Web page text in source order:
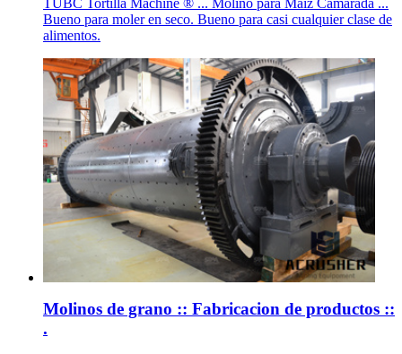
TUBC Tortilla Machine ® ... Molino para Maiz Camarada ...
Bueno para moler en seco. Bueno para casi cualquier clase de
alimentos.
Molinos de grano :: Fabricacion de productos ::
.